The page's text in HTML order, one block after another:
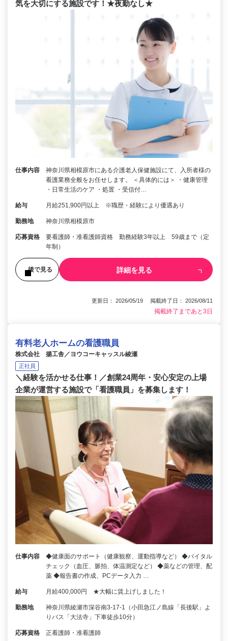
気を大切にする施設です！★夜勤なし★
仕事内容
神奈川県相模原市にある介護老人保健施設にて、入所者様の
看護業務全般をお任せします。 ＜具体的には＞ ・健康管理
・日常生活のケア ・処置 ・受信付…
給与 月給251,900円以上 ※職歴・経験により優遇あり
勤務地 神奈川県相模原市
応募資格
要看護師・准看護師資格 勤務経験3年以上 59歳まで（定
年制）
後で見る 詳細を見る
更新日： 2026/05/19 掲載終了日： 2026/08/11
掲載終了まであと3日
有料老人ホームの看護職員
株式会社 揚工舎／ヨウコーキャッスル綾瀬
正社員
＼経験を活かせる仕事！／創業24周年・安心安定の上場
企業が運営する施設で「看護職員」を募集します！
仕事内容
◆健康面のサポート（健康観察、運動指導など） ◆バイタル
チェック（血圧、脈拍、体温測定など） ◆薬などの管理、配
薬 ◆報告書の作成、PCデータ入力 …
給与 月給400,000円 ★大幅に賃上げしました！
勤務地
神奈川県綾瀬市深谷南3-17-1（小田急江ノ島線「長後駅」よ
りバス「大法寺」下車徒歩10分）
応募資格 正看護師・准看護師